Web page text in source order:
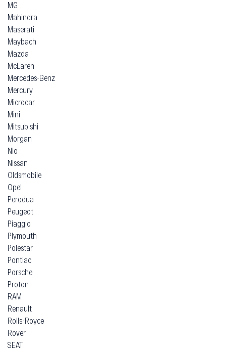
MG
Mahindra
Maserati
Maybach
Mazda
McLaren
Mercedes-Benz
Mercury
Microcar
Mini
Mitsubishi
Morgan
Nio
Nissan
Oldsmobile
Opel
Perodua
Peugeot
Piaggio
Plymouth
Polestar
Pontiac
Porsche
Proton
RAM
Renault
Rolls-Royce
Rover
SEAT